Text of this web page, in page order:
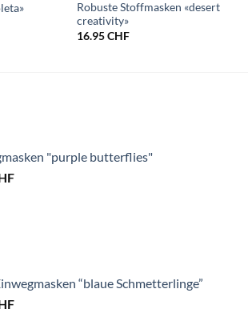
Robuste Stoffmasken «desert
creativity»
16.95CHF
"purple butterflies"
“blaue Schmetterlinge”